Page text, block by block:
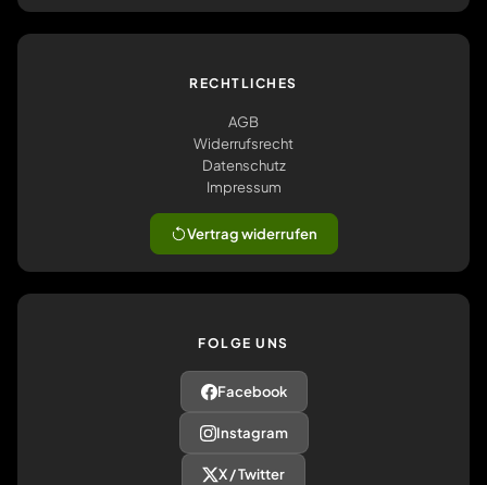
RECHTLICHES
AGB
Widerrufsrecht
Datenschutz
Impressum
Vertrag widerrufen
FOLGE UNS
Facebook
Instagram
X / Twitter